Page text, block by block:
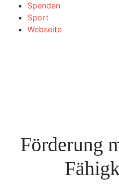
Spenden
Sport
Webseite
Förderung